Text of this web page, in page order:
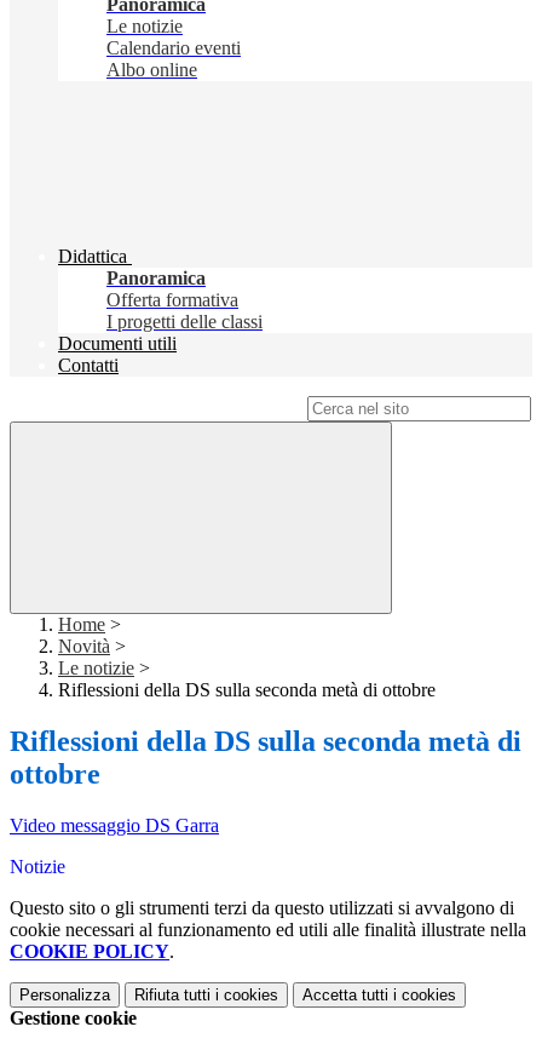
Panoramica
Le notizie
Calendario eventi
Albo online
Didattica
Panoramica
Offerta formativa
I progetti delle classi
Documenti utili
Contatti
Home >
Novità >
Le notizie >
Riflessioni della DS sulla seconda metà di ottobre
Riflessioni della DS sulla seconda metà di
ottobre
Video messaggio DS Garra
Notizie
Questo sito o gli strumenti terzi da questo utilizzati si avvalgono di
cookie necessari al funzionamento ed utili alle finalità illustrate nella
COOKIE POLICY.
Personalizza Rifiuta tutti i cookies Accetta tutti i cookies
Gestione cookie